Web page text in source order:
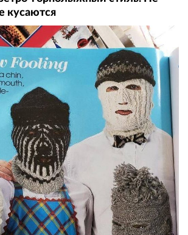
кусаются